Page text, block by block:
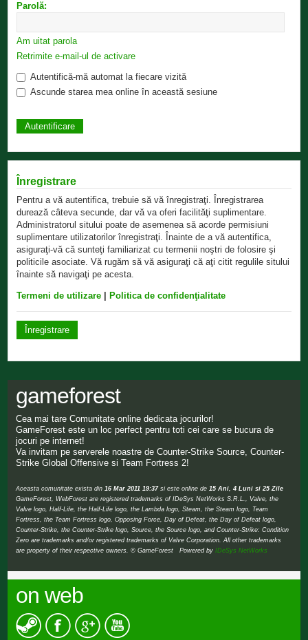
Parolă:
Am uitat parola
Retrimite e-mail-ul de activare
Autentifică-mă automat la fiecare vizită
Ascunde starea mea online în această sesiune
Înregistrare
Pentru a vă autentifica, trebuie să vă înregistraţi. Înregistrarea
durează câteva secunde, dar vă va oferi facilităţi suplimentare.
Administratorul sitului poate de asemenea să acorde permisiuni
suplimentare utilizatorilor înregistraţi. Înainte de a vă autentifica,
asiguraţi-vă că sunteţi familiarizat cu termenii noştri de folosire şi
politicile asociate. Vă rugăm să vă asiguraţi că aţi citit regulile sitului
înainte să navigaţi pe acesta.
Termeni de utilizare Politica de confidenţialitate
Înregistrare
gameforest
Cea mai tare Comunitate online dedicata jocurilor!
GameForest este un loc perfect pentru toti cei care se bucura de
jocuri pe internet!
Va invitam pe serverele noastre de Counter-Strike Source, Counter-
Strike Global Offensive si Team Fortress 2!
Aceasta comunitate exista din 16 Mar 2011 19:37si este online de 15 Ani, 4 Luni si 25 Zile
GameForest, WebForest are registered trademarks of IDeSys NetWorks S.R.L., Valve, the
Valve logo, Half-Life, the Half-Life logo, the Lambda logo, Steam, the Steam logo, Team
Fortress, the Team Fortress logo, Opposing Force, Day of Defeat, the Day of Defeat logo,
Counter-Strike, the Counter-Strike logo, Source, the Source logo, and Counter-Strike: Condition
Zero are trademarks and/or registered trademarks of Valve Corporation. All other trademarks
are property of their respective owners. © GameForest Powered byIDeSys NetWorks
on web